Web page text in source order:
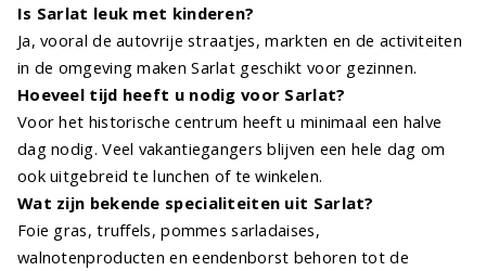
Is Sarlat leuk met kinderen?
Ja, vooral de autovrije straatjes, markten en de activiteiten
in de omgeving maken Sarlat geschikt voor gezinnen.
Hoeveel tijd heeft u nodig voor Sarlat?
Voor het historische centrum heeft u minimaal een halve
dag nodig. Veel vakantiegangers blijven een hele dag om
ook uitgebreid te lunchen of te winkelen.
Wat zijn bekende specialiteiten uit Sarlat?
Foie gras, truffels, pommes sarladaises,
walnotenproducten en eendenborst behoren tot de